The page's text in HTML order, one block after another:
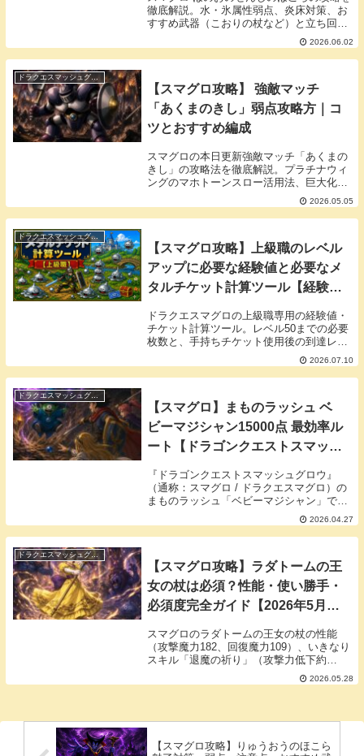
徹底解説。水・氷属性弱点、炎床対策、お
すすめ武器（こおりの杖など）と立ち回
り、ほのおのせんしメモリの性能をまとめ
ました。
2026.06.02
ドラクエスマッシュグロウ
【スマグロ攻略】 強敵マッチ
「あくまのきし」弱点攻略方｜コ
ツとおすすめ編成
スマグロの本日更新強敵マッチ「あくまの
きし」の攻略法を徹底解説。プラチナウィ
ングのマホトーンスロー活用法、巨大化＋
拡散こうげきの立ち回り、おすすめ編成を
まとめました。直Sドロを狙う人必見で
す！
2026.05.05
ドラクエスマッシュグロウ
【スマグロ攻略】上級職のレベル
アップに必要な経験値と必要なメ
タルチケット計算ツール【経験値
ドラクエスマグロの上級職専用の経験値・
チケット計算ツール。レベル50までの必要
枚数と、手持ちチケット使用後の到達レベ
2026.07.10
ドラクエスマッシュグロウ
【スマグロ】まものラッシュ ベ
ビーマジシャン15000点 最効率ル
ート【ドラゴンクエストスマッシ
『ドラゴンクエストスマッシュグロウ』
（通称：スマグロ / ドラクエスマグロ）の
まものラッシュ「ベビーマジシャン」で
15000点を取るための最効率ルートを解説
します。推奨レベルは20前後で、四方八方
から敵が押し寄せるため、攻撃範囲の広い
2026.04.27
ドラクエスマッシュグロウ
【スマグロ攻略】ラダトームの王
女の杖は必須？性能・使い勝手・
必須度完全ガイド【2026年5月最
スマグロのラダトームの王女の杖の性能
（攻撃魔力182、回復魔力109）、いきなり
スキル「退魔の祈り」（攻撃力低下約
15%）、必殺技の詳細を徹底解説。必須度
と使い勝手もまとめました。
2026.05.28
【スマグロ攻略】りゅうおうのほこら